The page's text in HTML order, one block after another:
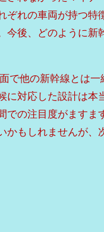
ぞれの車両が持つ特
今後、どのように新
で他の新幹線とは
に対応した設計は本
での注目度がますま
かもしれませんが、